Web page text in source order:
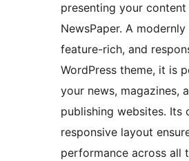
presenting your
NewsPaper. A modernly
feature-rich, and
WordPress theme, it is
your news, magazines,
publishing websites. Its
responsive layout
performance across all